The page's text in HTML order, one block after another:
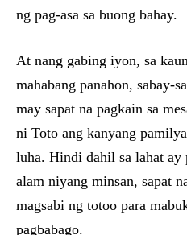
ng pag-asa sa buong bahay.
At nang gabing iyon, sa
mahabang panahon, sabay-
may sapat na pagkain sa
ni Toto ang kanyang
luha. Hindi dahil sa lahat
alam niyang minsan, sapat
magsabi ng totoo para
pagbabago.